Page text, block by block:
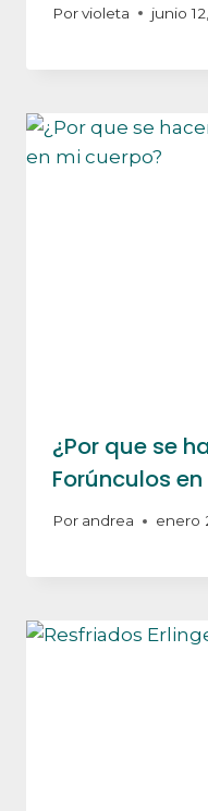
Porvioleta junio
¿Por que se
Forúnculos
Por andrea enero